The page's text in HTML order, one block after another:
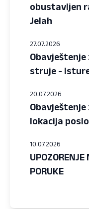
obustavljen
Jelah
27.07.2026
struje -
20.07.2026
lokacija
10.07.2026
PORUKE